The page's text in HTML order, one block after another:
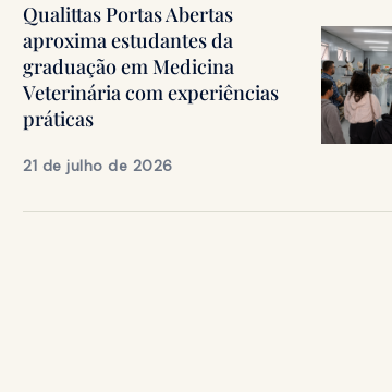
Qualittas Portas Abertas
aproxima estudantes da
graduação em Medicina
Veterinária com experiências
práticas
21 de julho de 2026